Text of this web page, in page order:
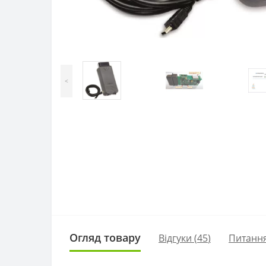
<
Огляд товару Відгуки (45)